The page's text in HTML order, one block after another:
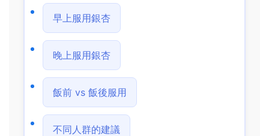
早上服用銀杏
晚上服用銀杏
飯前 vs 飯後服用
不同人群的建議